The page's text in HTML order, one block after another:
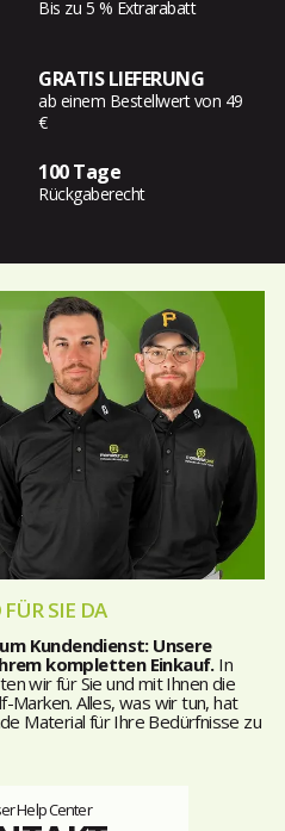
Bis zu 5 % Extrarabatt
GRATIS LIEFERUNG
ab einem Bestellwert von 49
€
100 Tage
Rückgaberecht
SIE DA
Kundendienst: Unsere
kompletten Einkauf.In
wir für Sie und mit Ihnen die
Alles, was wir tun, hat
Material für Ihre Bedürfnisse zu
Help Center